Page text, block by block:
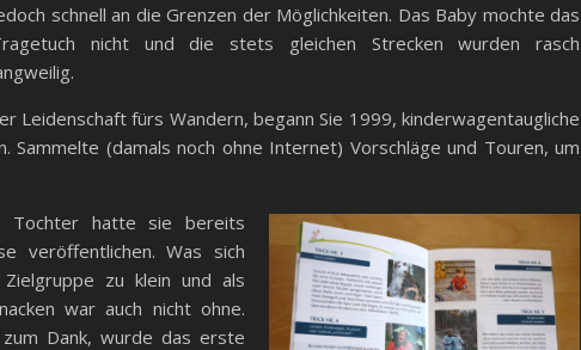
schnell an die Grenzen der Möglichkeiten. Das Baby mochte das
nicht und die stets gleichen Strecken wurden rasch
Leidenschaft fürs Wandern, begann Sie 1999, kinderwagentaugliche
Sammelte (damals noch ohne Internet) Vorschläge und Touren, um
Tochter hatte sie bereits
veröffentlichen. Was sich
zu klein und als
war auch nicht ohne.
Dank, wurde das erste